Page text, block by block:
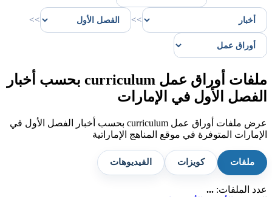
>>
>>
ملفات أوراق عمل curriculum بحسب أخبار
الفصل الأول في الإمارات
عرض ملفات أوراق عمل curriculum بحسب أخبار الفصل الأول في
الإمارات المتوفرة في موقع المناهج الإماراتية
ملفات كويزات الفيديوهات
عدد الملفات: ...